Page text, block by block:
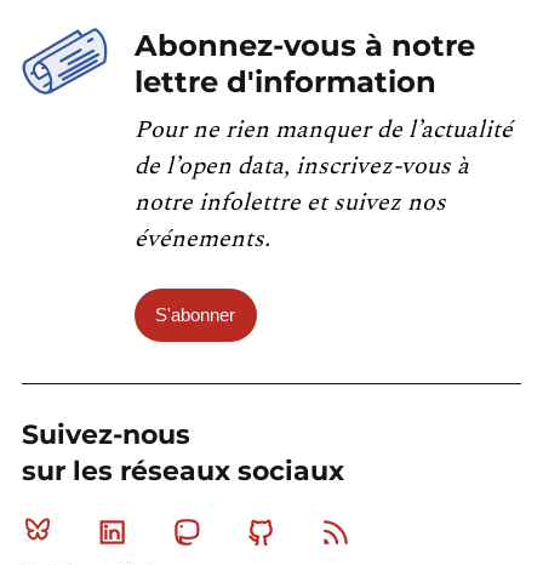
Abonnez-vous à notre
lettre d'information
Pour ne rien manquer de l’actualité
de l’open data, inscrivez-vous à
notre infolettre et suivez nos
événements.
S'abonner
Suivez-nous
sur les réseaux sociaux
Bluesky Linkedin MastodonGithub